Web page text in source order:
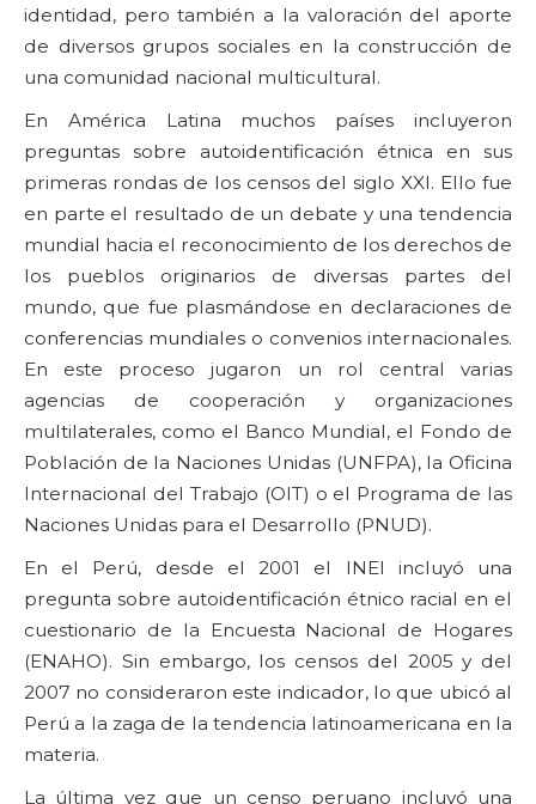
identidad, pero también a la valoración del aporte
de diversos grupos sociales en la construcción de
una comunidad nacional multicultural.
En América Latina muchos países incluyeron
preguntas sobre autoidentificación étnica en sus
primeras rondas de los censos del siglo XXI. Ello fue
en parte el resultado de un debate y una tendencia
mundial hacia el reconocimiento de los derechos de
los pueblos originarios de diversas partes del
mundo, que fue plasmándose en declaraciones de
conferencias mundiales o convenios internacionales.
En este proceso jugaron un rol central varias
agencias de cooperación y organizaciones
multilaterales, como el Banco Mundial, el Fondo de
Población de la Naciones Unidas (UNFPA), la Oficina
Internacional del Trabajo (OIT) o el Programa de las
Naciones Unidas para el Desarrollo (PNUD).
En el Perú, desde el 2001 el INEI incluyó una
pregunta sobre autoidentificación étnico racial en el
cuestionario de la Encuesta Nacional de Hogares
(ENAHO). Sin embargo, los censos del 2005 y del
2007 no consideraron este indicador, lo que ubicó al
Perú a la zaga de la tendencia latinoamericana en la
materia.
La última vez que un censo peruano incluyó una